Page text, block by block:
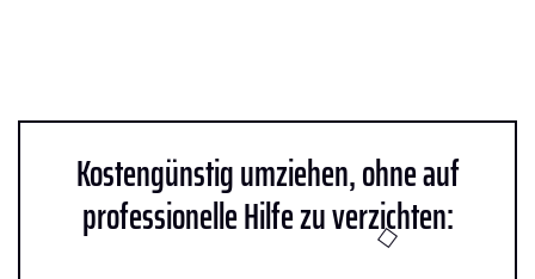
Kostengünstig umziehen, ohne auf
professionelle Hilfe zu verzichten: